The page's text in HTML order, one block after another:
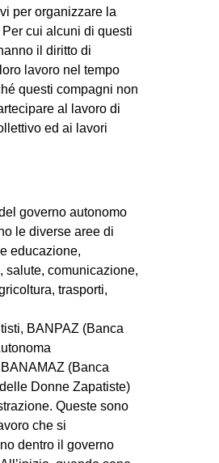
per organizzare la
cui alcuni di questi
il diritto di
lavoro nel tempo
questi compagni non
al lavoro di
ed ai lavori
governo autonomo
le diverse aree di
educazione,
salute, comunicazione,
trasporti,
BANPAZ (Banca
(Banca
Donne Zapatiste)
Queste sono
che si
dentro il governo